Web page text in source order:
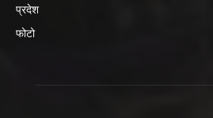
प्रदेश
फोटो